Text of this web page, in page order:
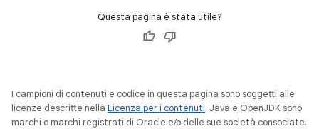
Questa pagina è stata utile?
I campioni di contenuti e codice in questa pagina sono soggetti alle
licenze descritte nella Licenza per i contenuti. Java e OpenJDK sono
marchi o marchi registrati di Oracle e/o delle sue società consociate.